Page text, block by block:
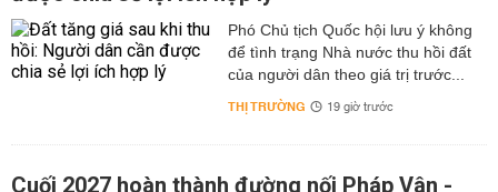
Phó Chủ tịch Quốc hội lưu ý không
để tình trạng Nhà nước thu hồi đất
của người dân theo giá trị trước...
THỊ TRƯỜNG 19 giờ trước
Cuối 2027 hoàn thành đường nối Pháp Vân -